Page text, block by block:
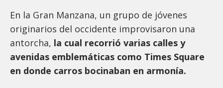
En la Gran Manzana, un grupo de jóvenes
originarios del occidente improvisaron una
antorcha, la cual recorrió varias calles y
avenidas emblemáticas como Times Square
en donde carros bocinaban en armonía.